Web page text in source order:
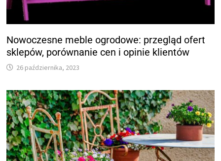
Nowoczesne meble ogrodowe: przegląd ofert
sklepów, porównanie cen i opinie klientów
26 października, 2023